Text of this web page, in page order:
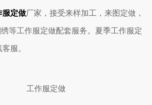
服定做厂家，接受来样加工，来图定做，
等工作服定做配套服务。夏季工作服定
服。